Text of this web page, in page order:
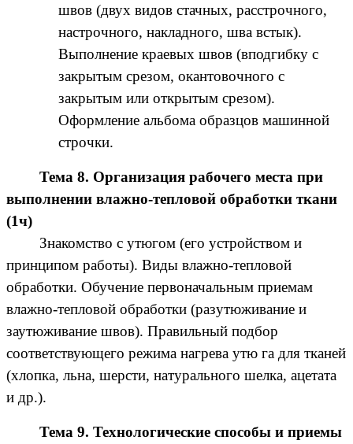
швов (двух видов стачных, расстрочного,
настрочного, накладного, шва встык).
Выполнение краевых швов (вподгибку с
закрытым срезом, окантовочного с
закрытым или открытым срезом).
Оформление альбома образцов машинной
строчки.
Тема 8. Организация рабочего места при
выполнении влажно-тепловой обработки ткани
(1ч)
Знакомство с утюгом (его устройством и
принципом работы). Виды влажно-тепловой
обработки. Обучение первоначальным приемам
влажно-тепловой обработки (разутюживание и
заутюживание швов). Правильный подбор
соответствующего режима нагрева утю га для тканей
(хлопка, льна, шерсти, натурального шелка, ацетата
и др.).
Тема 9. Технологические способы и приемы